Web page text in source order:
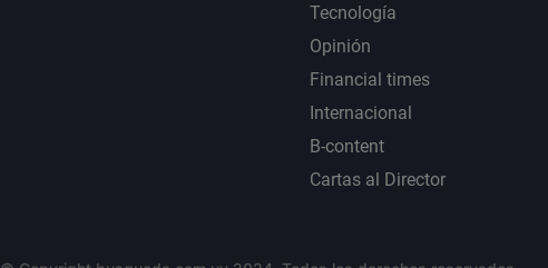
Tecnología
Opinión
Financial times
Internacional
B-content
Cartas al Director